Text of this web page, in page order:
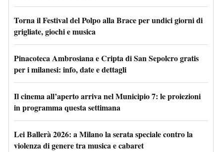
Torna il Festival del Polpo alla Brace per undici giorni di
grigliate, giochi e musica
Pinacoteca Ambrosiana e Cripta di San Sepolcro gratis
per i milanesi: info, date e dettagli
Il cinema all’aperto arriva nel Municipio 7: le proiezioni
in programma questa settimana
Lei Ballerà 2026: a Milano la serata speciale contro la
violenza di genere tra musica e cabaret